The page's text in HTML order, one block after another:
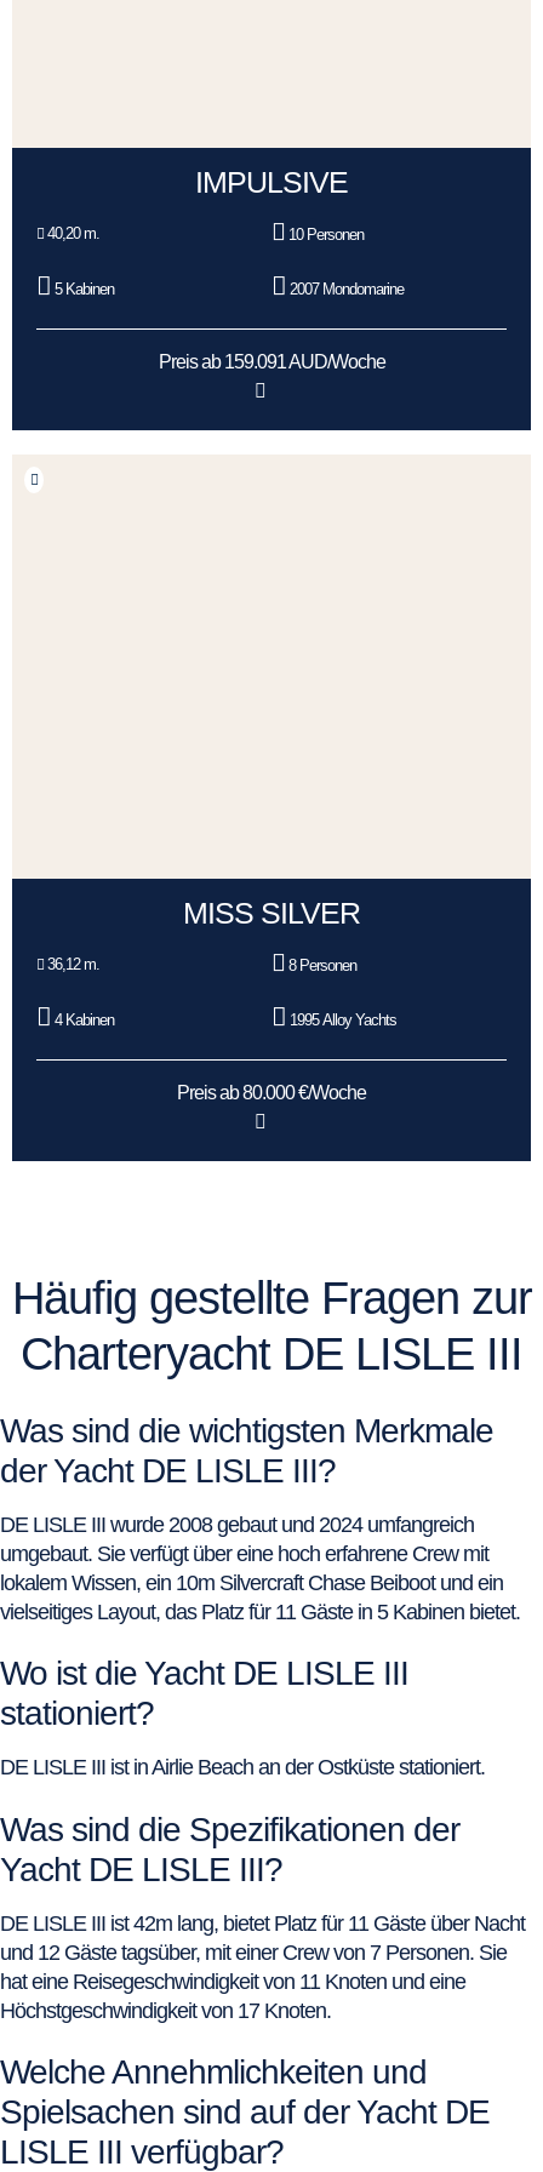
IMPULSIVE
40,20 m. 10 Personen
5 Kabinen 2007 Mondomarine
Preis ab 159.091 AUD/Woche
MISS SILVER
36,12 m. 8 Personen
4 Kabinen 1995 Alloy Yachts
Preis ab 80.000 €/Woche
Häufig gestellte Fragen zur
Charteryacht DE LISLE III
Was sind die wichtigsten Merkmale
der Yacht DE LISLE III?
DE LISLE III wurde 2008 gebaut und 2024 umfangreich
umgebaut. Sie verfügt über eine hoch erfahrene Crew mit
lokalem Wissen, ein 10m Silvercraft Chase Beiboot und ein
vielseitiges Layout, das Platz für 11 Gäste in 5 Kabinen bietet.
Wo ist die Yacht DE LISLE III
stationiert?
DE LISLE III ist in Airlie Beach an der Ostküste stationiert.
Was sind die Spezifikationen der
Yacht DE LISLE III?
DE LISLE III ist 42m lang, bietet Platz für 11 Gäste über Nacht
und 12 Gäste tagsüber, mit einer Crew von 7 Personen. Sie
hat eine Reisegeschwindigkeit von 11 Knoten und eine
Höchstgeschwindigkeit von 17 Knoten.
Welche Annehmlichkeiten und
Spielsachen sind auf der Yacht DE
LISLE III verfügbar?